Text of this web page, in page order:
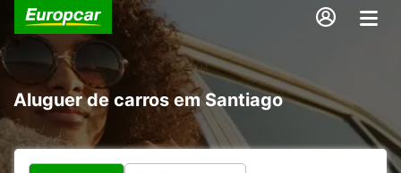
Aluguer de carros em Santiago